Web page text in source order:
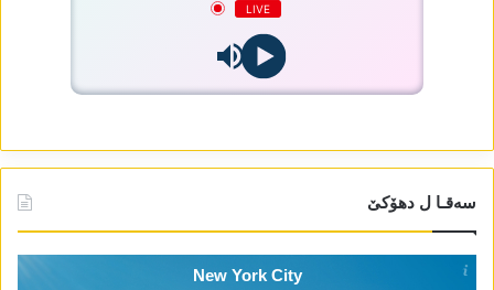
LIVE
سەقـا ل دھۆکێ
New York City